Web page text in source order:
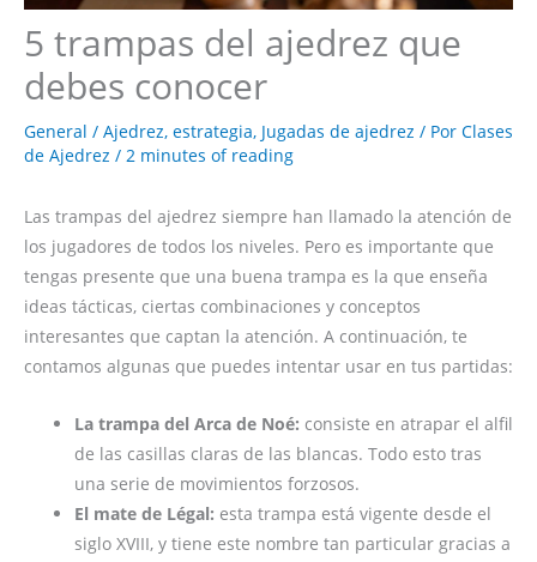
5 trampas del ajedrez que
debes conocer
General / Ajedrez, estrategia, Jugadas de ajedrez / Por Clases
de Ajedrez / 2 minutes of reading
Las trampas del ajedrez siempre han llamado la atención de
los jugadores de todos los niveles. Pero es importante que
tengas presente que una buena trampa es la que enseña
ideas tácticas, ciertas combinaciones y conceptos
interesantes que captan la atención. A continuación, te
contamos algunas que puedes intentar usar en tus partidas:
La trampa del Arca de Noé: consiste en atrapar el alfil
de las casillas claras de las blancas. Todo esto tras
una serie de movimientos forzosos.
El mate de Légal: esta trampa está vigente desde el
siglo XVIII, y tiene este nombre tan particular gracias a